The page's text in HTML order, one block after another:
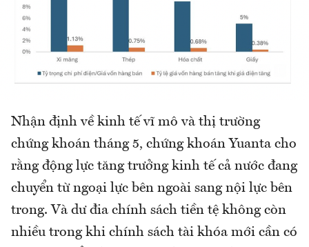
Nhận định về kinh tế vĩ mô và thị trường
chứng khoán tháng 5, chứng khoán Yuanta cho
rằng động lực tăng trưởng kinh tế cả nước đang
chuyển từ ngoại lực bên ngoài sang nội lực bên
trong. Và dư đia chính sách tiền tệ không còn
nhiều trong khi chính sách tài khóa mới cần có